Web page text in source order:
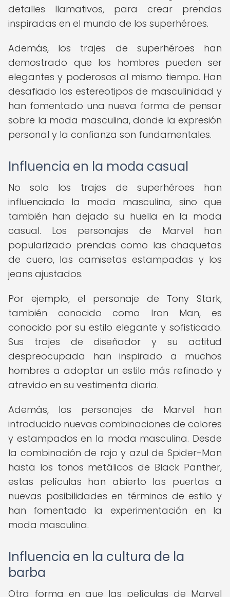
detalles llamativos, para crear prendas
inspiradas en el mundo de los superhéroes.
Además, los trajes de superhéroes han
demostrado que los hombres pueden ser
elegantes y poderosos al mismo tiempo. Han
desafiado los estereotipos de masculinidad y
han fomentado una nueva forma de pensar
sobre la moda masculina, donde la expresión
personal y la confianza son fundamentales.
Influencia en la moda casual
No solo los trajes de superhéroes han
influenciado la moda masculina, sino que
también han dejado su huella en la moda
casual. Los personajes de Marvel han
popularizado prendas como las chaquetas
de cuero, las camisetas estampadas y los
jeans ajustados.
Por ejemplo, el personaje de Tony Stark,
también conocido como Iron Man, es
conocido por su estilo elegante y sofisticado.
Sus trajes de diseñador y su actitud
despreocupada han inspirado a muchos
hombres a adoptar un estilo más refinado y
atrevido en su vestimenta diaria.
Además, los personajes de Marvel han
introducido nuevas combinaciones de colores
y estampados en la moda masculina. Desde
la combinación de rojo y azul de Spider-Man
hasta los tonos metálicos de Black Panther,
estas películas han abierto las puertas a
nuevas posibilidades en términos de estilo y
han fomentado la experimentación en la
moda masculina.
Influencia en la cultura de la
barba
Otra forma en que las películas de Marvel